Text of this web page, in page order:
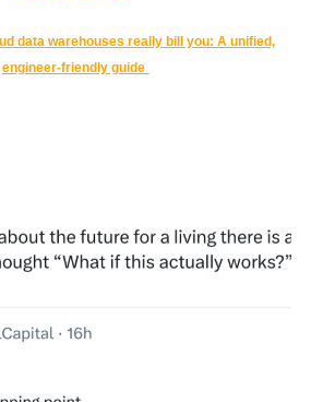
data warehouses really bill you: A unified,
engineer-friendly guide